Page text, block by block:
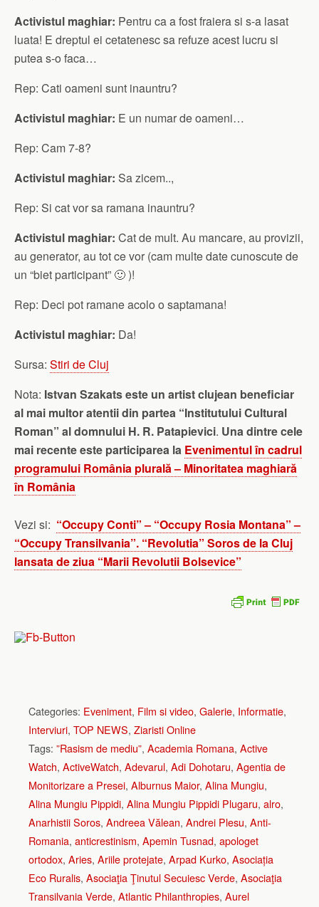
Activistul maghiar: Pentru ca a fost fraiera si s-a lasat
luata! E dreptul ei cetatenesc sa refuze acest lucru si
putea s-o faca…
Rep: Cati oameni sunt inauntru?
Activistul maghiar: E un numar de oameni…
Rep: Cam 7-8?
Activistul maghiar: Sa zicem..,
Rep: Si cat vor sa ramana inauntru?
Activistul maghiar: Cat de mult. Au mancare, au provizii,
au generator, au tot ce vor (cam multe date cunoscute de
un “biet participant” 🙂 )!
Rep: Deci pot ramane acolo o saptamana!
Activistul maghiar: Da!
Sursa: Stiri de Cluj
Nota: Istvan Szakats este un artist clujean beneficiar
al mai multor atentii din partea “Institutului Cultural
Roman” al domnului H. R. Patapievici. Una dintre cele
mai recente este participarea la Evenimentul în cadrul
programului România plurală – Minoritatea maghiară
în România
Vezi si: “Occupy Conti” – “Occupy Rosia Montana” –
“Occupy Transilvania”. “Revolutia” Soros de la Cluj
lansata de ziua “Marii Revolutii Bolsevice”
Categories: Eveniment, Film si video, Galerie, Informatie,
Interviuri, TOP NEWS, Ziaristi Online
Tags: ”Rasism de mediu”, Academia Romana, Active
Watch, ActiveWatch, Adevarul, Adi Dohotaru, Agentia de
Monitorizare a Presei, Alburnus Maior, Alina Mungiu,
Alina Mungiu Pippidi, Alina Mungiu Pippidi Plugaru, alro,
Anarhistii Soros, Andreea Vălean, Andrei Plesu, Anti-
Romania, anticrestinism, Apemin Tusnad, apologet
ortodox, Aries, Ariile protejate, Arpad Kurko, Asociația
Eco Ruralis, Asociaţia Ţinutul Secuiesc Verde, Asociaţia
Transilvania Verde, Atlantic Philanthropies, Aurel